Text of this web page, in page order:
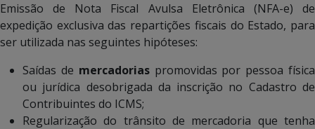
Emissão de Nota Fiscal Avulsa Eletrônica (NFA-e) de
expedição exclusiva das repartições fiscais do Estado, para
ser utilizada nas seguintes hipóteses:
Saídas de mercadoriaspromovidas por pessoa física
ou jurídica desobrigada da inscrição no Cadastro de
Contribuintes do ICMS;
Regularização do trânsito de mercadoria que tenha